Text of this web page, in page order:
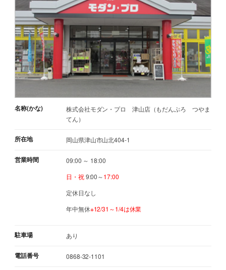
名称(かな)
株式会社モダン・プロ 津山店（もだんぷろ つやま
てん）
所在地 岡山県津山市山北404-1
営業時間
09:00 ～ 18:00
日・祝9:00～17:00
定休日なし
年中無休※12/31～1/4は休業
駐車場 あり
電話番号 0868-32-1101